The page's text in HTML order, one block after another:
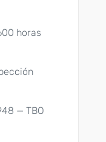
horas
— TBO